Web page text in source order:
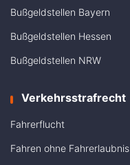
Bußgeldstellen Bayern
Bußgeldstellen Hessen
Bußgeldstellen NRW
Verkehrsstrafrecht
Fahrerflucht
Fahren ohne Fahrerlaubnis